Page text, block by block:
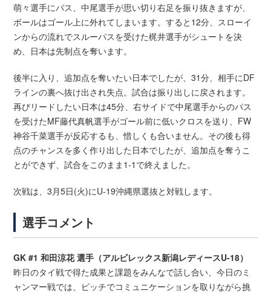
萌々選手にパス、中尾選手が思い切り右足を振り抜きますが、
ボールはゴール上に外れてしまいます。すると12分、スローイ
ンからの流れでスルーパスを受けた梶井選手がシュートを決
め、日本は先制点を奪います。
後半に入り、追加点を奪いたい日本でしたが、31分、相手にDF
ラインの裏へ抜け出され失点。試合は振り出しに戻されます。
再びリードしたい日本は45分、右サイドで中尾選手からのパス
を受けたMF藤代真帆選手がゴール前に低いクロスを送り、FW
神谷千菜選手が反応するも、惜しくも合いません。その後も得
点のチャンスを多く作り出した日本でしたが、追加点を奪うこ
とができず、試合をこのまま1-1で終えました。
次戦は、3月5日(火)にU-19沖縄県選抜と対戦します。
選手コメント
GK #1 和田涼花 選手（アルビレックス新潟レディースU-18）
昨日のタイ戦で得た成果と課題をみんなで話し合い、今日のミ
ャンマー戦では、ピッチでコミュニケーションを取りながら挑